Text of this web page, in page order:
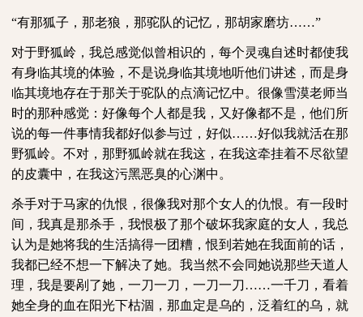
“有那狐子，那老狼，那驼队的记忆，那胡家磨坊……”
对于野狐岭，我总感觉似曾相识的，每个灵魂自述时都使我
有身临其境的体验，不是说身临其境地听他们讲述，而是身
临其境地存在于那关于驼队的点滴记忆中。很像雪漠老师当
时的那种感觉：好像每个人都是我，又好像都不是，他们所
说的每一件事情我都好似参与过，好似……好似我就活在那
野狐岭。不对，那野狐岭就在我这，在我这牵挂着不尽欲望
的皮囊中，在我这污黑恶臭的心渊中。
杀手对于马家的仇恨，很像我对那个女人的仇恨。有一段时
间，我真是那杀手，我恨极了那个破坏我家庭的女人，我总
认为是她将我的生活搞得一团糟，恨到若她在我面前的话，
我都已经不想一下解决了她。我当然不会同她说那些天道人
理，我是要剐了她，一刀一刀，一刀一刀……一千刀，看着
她全身的血在阳光下枯涸，那血定是乌的，泛着红的乌，就